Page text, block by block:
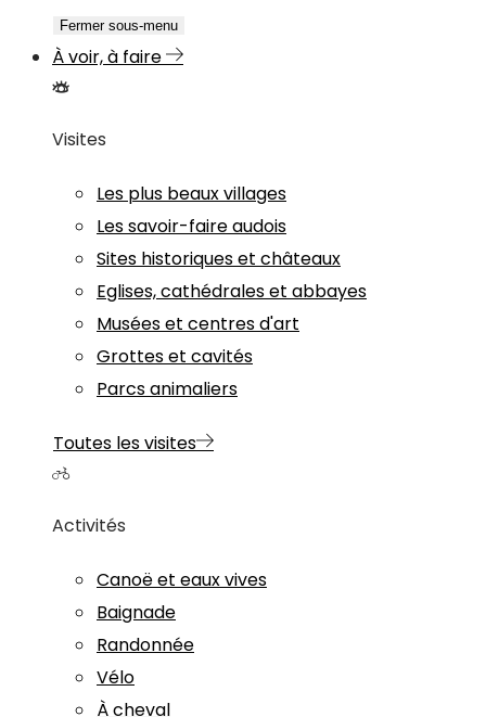
Fermer sous-menu
À voir, à faire
Visites
Les plus beaux villages
Les savoir-faire audois
Sites historiques et châteaux
Eglises, cathédrales et abbayes
Musées et centres d'art
Grottes et cavités
Parcs animaliers
Toutes les visites
Activités
Canoë et eaux vives
Baignade
Randonnée
Vélo
À cheval